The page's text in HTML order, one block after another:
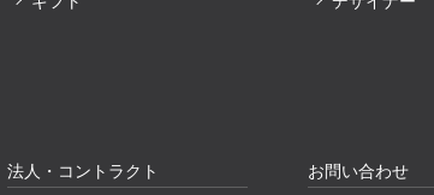
法人・コントラクト お問い合わせ